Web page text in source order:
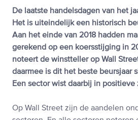
De laatste handelsdagen van het
Het is uiteindelijk een historisch
Aan het einde van 2018 hadden
gerekend op een koersstijging in
noteert de winstteller op Wall
daarmee is dit het beste beursjaar
Een sector wist daarbij in
Op Wall Street zijn de aandelen